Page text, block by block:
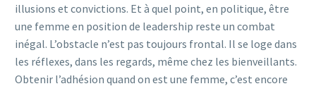
illusions et convictions. Et à quel point, en politique, être
une femme en position de leadership reste un combat
inégal. L’obstacle n’est pas toujours frontal. Il se loge dans
les réflexes, dans les regards, même chez les bienveillants.
Obtenir l’adhésion quand on est une femme, c’est encore